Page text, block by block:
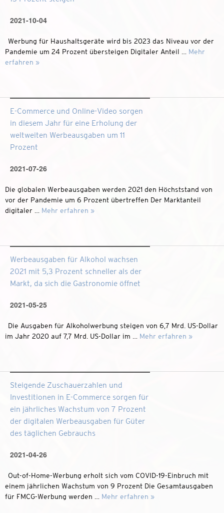
2021-10-04
Werbung für Haushaltsgeräte wird bis 2023 das Niveau vor der
Pandemie um 24 Prozent übersteigen Digitaler Anteil … Mehr
erfahren »
E-Commerce und Online-Video sorgen
in diesem Jahr für eine Erholung der
weltweiten Werbeausgaben um 11
Prozent
2021-07-26
Die globalen Werbeausgaben werden 2021 den Höchststand von
vor der Pandemie um 6 Prozent übertreffen Der Marktanteil
digitaler … Mehr erfahren »
Werbeausgaben für Alkohol wachsen
2021 mit 5,3 Prozent schneller als der
Markt, da sich die Gastronomie öffnet
2021-05-25
Die Ausgaben für Alkoholwerbung steigen von 6,7 Mrd. US-Dollar
im Jahr 2020 auf 7,7 Mrd. US-Dollar im … Mehr erfahren »
Steigende Zuschauerzahlen und
Investitionen in E-Commerce sorgen für
ein jährliches Wachstum von 7 Prozent
der digitalen Werbeausgaben für Güter
des täglichen Gebrauchs
2021-04-26
Out-of-Home-Werbung erholt sich vom COVID-19-Einbruch mit
einem jährlichen Wachstum von 9 Prozent Die Gesamtausgaben
für FMCG-Werbung werden … Mehr erfahren »